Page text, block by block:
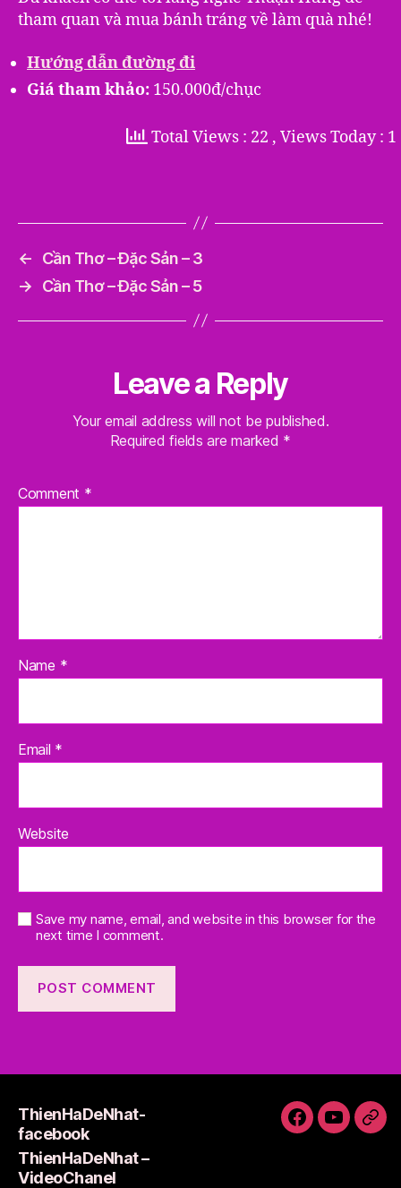
tham quan và mua bánh tráng về làm quà nhé!
Hướng dẫn đường đi
Giá tham khảo: 150.000đ/chục
Total Views : 22 , Views Today : 1
←
Cần Thơ – Đặc Sản – 3
→
Cần Thơ – Đặc Sản – 5
Leave a Reply
Your email address will not be published.
Required fields are marked *
Comment *
Name *
Email *
Website
Save my name, email, and website in this browser for the
next time I comment.
ThienHaDeNhat-
facebook
ThienHaDeNhat –
VideoChanel